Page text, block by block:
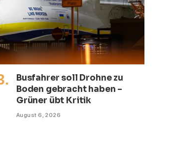
Busfahrer soll Drohne zu
Boden gebracht haben –
Grüner übt Kritik
August 6, 2026